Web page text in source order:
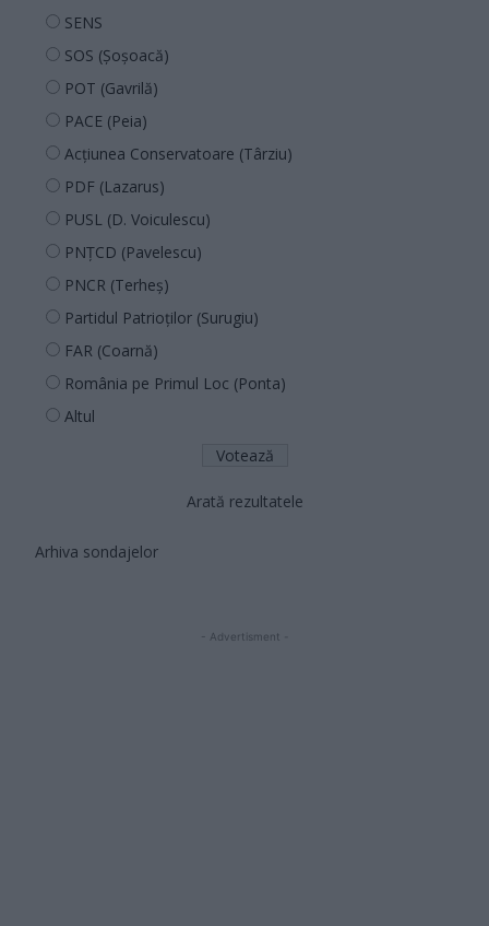
SENS
SOS (Șoșoacă)
POT (Gavrilă)
PACE (Peia)
Acțiunea Conservatoare (Târziu)
PDF (Lazarus)
PUSL (D. Voiculescu)
PNȚCD (Pavelescu)
PNCR (Terheș)
Partidul Patrioților (Surugiu)
FAR (Coarnă)
România pe Primul Loc (Ponta)
Altul
Arată rezultatele
Arhiva sondajelor
- Advertisment -